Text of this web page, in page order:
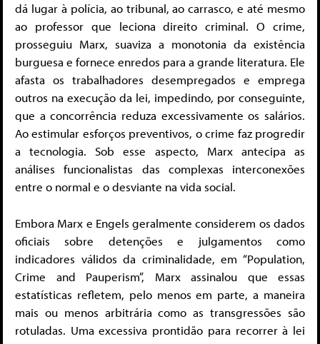
dá lugar à polícia, ao tribunal, ao carrasco, e até mesmo
ao professor que leciona direito criminal. O crime,
prosseguiu Marx, suaviza a monotonia da existência
burguesa e fornece enredos para a grande literatura. Ele
afasta os trabalhadores desempregados e emprega
outros na execução da lei, impedindo, por conseguinte,
que a concorrência reduza excessivamente os salários.
Ao estimular esforços preventivos, o crime faz progredir
a tecnologia. Sob esse aspecto, Marx antecipa as
análises funcionalistas das complexas interconexões
entre o normal e o desviante na vida social.
Embora Marx e Engels geralmente considerem os dados
oficiais sobre detenções e julgamentos como
indicadores válidos da criminalidade, em “Population,
Crime and Pauperism”, Marx assinalou que essas
estatísticas refletem, pelo menos em parte, a maneira
mais ou menos arbitrária como as transgressões são
rotuladas. Uma excessiva prontidão para recorrer à lei